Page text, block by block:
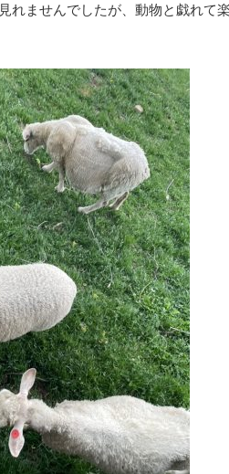
れませんでしたが、動物と戯れて